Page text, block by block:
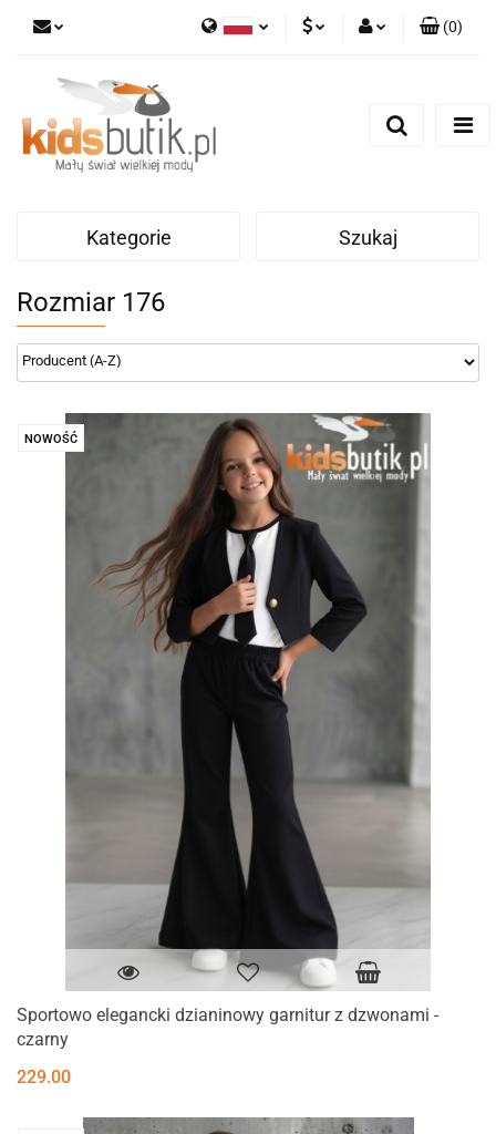
(0)
Kategorie Szukaj
Rozmiar 176
NOWOŚĆ
Sportowo elegancki dzianinowy garnitur z dzwonami -
czarny
229.00